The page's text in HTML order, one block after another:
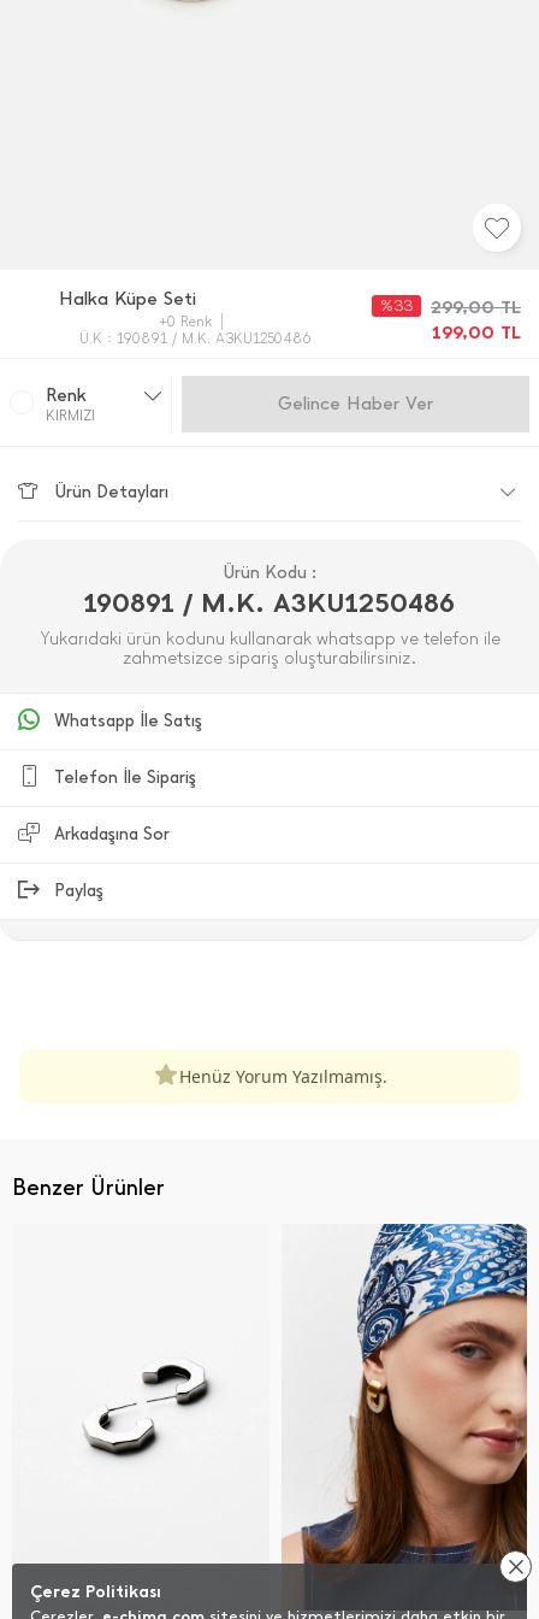
Halka Küpe Seti
+0 Renk
Ü.K : 190891 / M.K. A3KU1250486
299,00TL
199,00 TL
%33
Renk
KIRMIZI
Gelince Haber Ver
Ürün Detayları
Ürün Kodu :
190891 / M.K. A3KU1250486
Yukarıdaki ürün kodunu kullanarak whatsapp ve telefon ile
zahmetsizce sipariş oluşturabilirsiniz.
Whatsapp İle Satış
Telefon İle Sipariş
Arkadaşına Sor
Paylaş
Henüz Yorum Yazılmamış.
Benzer Ürünler
Çerez Politikası